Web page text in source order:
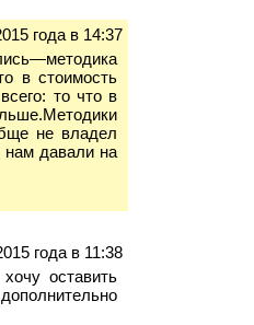
года в 14:37
в стоимость
то что в
не владел
нам давали на
года в 11:38
оставить